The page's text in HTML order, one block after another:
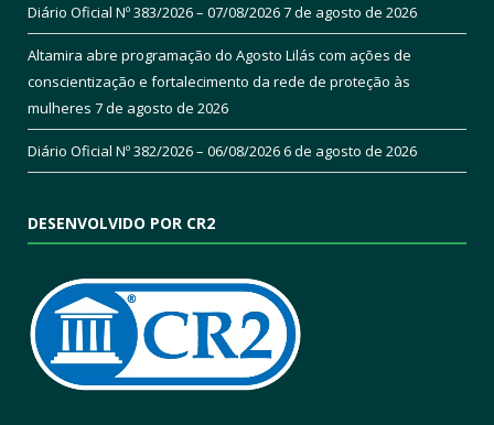
Diário Oficial Nº 383/2026 – 07/08/20267 de agosto de 2026
Altamira abre programação do Agosto Lilás com ações de
conscientização e fortalecimento da rede de proteção às
mulheres 7 de agosto de 2026
Diário Oficial Nº 382/2026 – 06/08/20266 de agosto de 2026
DESENVOLVIDO POR CR2